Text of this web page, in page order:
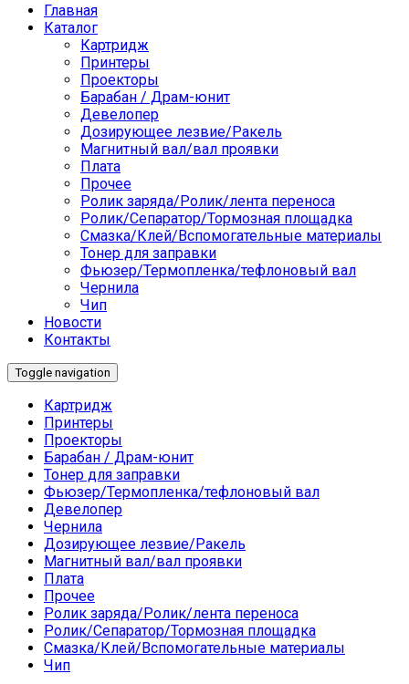
Главная
Каталог
Картридж
Принтеры
Проекторы
Барабан / Драм-юнит
Девелопер
Дозирующее лезвие/Ракель
Магнитный вал/вал проявки
Плата
Прочее
Ролик заряда/Ролик/лента переноса
Ролик/Сепаратор/Тормозная площадка
Смазка/Клей/Вспомогательные материалы
Тонер для заправки
Фьюзер/Термопленка/тефлоновый вал
Чернила
Чип
Новости
Контакты
Toggle navigation
Картридж
Принтеры
Проекторы
Барабан / Драм-юнит
Тонер для заправки
Фьюзер/Термопленка/тефлоновый вал
Девелопер
Чернила
Дозирующее лезвие/Ракель
Магнитный вал/вал проявки
Плата
Прочее
Ролик заряда/Ролик/лента переноса
Ролик/Сепаратор/Тормозная площадка
Смазка/Клей/Вспомогательные материалы
Чип